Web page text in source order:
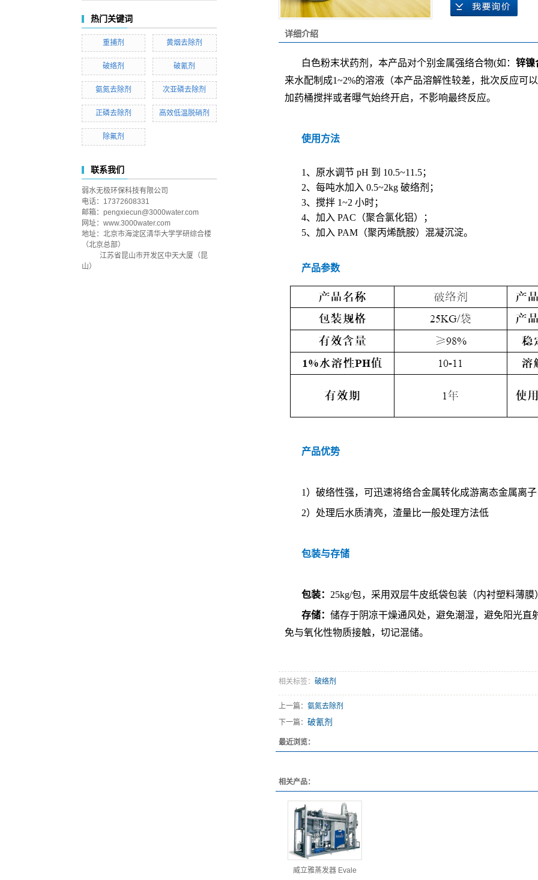
热门关键词
重捕剂 黄烟去除剂
破络剂 破氰剂
氨氮去除剂 次亚磷去除剂
正磷去除剂 高效低温脱硝剂
除氟剂
联系我们
弱水无极环保科技有限公司
电话：17372608331
邮箱：pengxiecun@3000water.com
网址：www.3000water.com
地址： 北京市海淀区清华大学学研综合楼
（北京总部）
江苏省昆山市开发区中天大厦（昆
山）
详细介绍
白色粉末状药剂，本产品对个别金属强络合物(如： 锌镍
来水配制成1~2%的溶液（本产品溶解性较差，批次反应可
加药桶搅拌或者曝气始终开启，不影响最终反应。
使用方法
1、原水调节 pH 到 10.5~11.5；
2、每吨水加入 0.5~2kg 破络剂；
3、搅拌 1~2 小时；
4、加入 PAC（聚合氯化铝）；
5、加入 PAM（聚丙烯酰胺）混凝沉淀。
产品参数
产品优势
1）破络性强，可迅速将络合金属转化成游离态金属离
2）处理后水质清亮，渣量比一般处理方法低
包装与存储
包装： 25kg/包，采用双层牛皮纸袋包装（内衬塑料薄膜
存储： 储存于阴凉干燥通风处，避免潮湿，避免阳光直
免与氧化性物质接触，切记混储。
相关标签： 破络剂
上一篇： 氨氮去除剂
下一篇： 破氰剂
最近浏览：
相关产品：
威立雅蒸发器 Evale